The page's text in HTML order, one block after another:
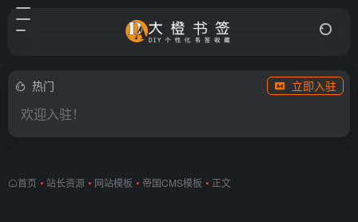
热门 立即入驻
欢迎入驻！
首页 • 站长资源 • 网站模板 • 帝国CMS模板 • 正文